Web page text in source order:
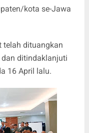
kota se-Jawa
telah dituangkan
ditindaklanjuti
16 April lalu.